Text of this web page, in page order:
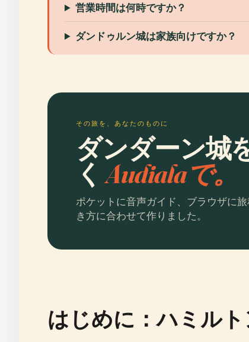
営業時間は何時ですか？
ダンドゥルン城は家族向けですか？
その旅を、あなたのものに
ダンダーン城
くAudialaで。
ポケットに音声ガイド、ブラウザに
き方に合わせて作りました。
はじめに：ハミル